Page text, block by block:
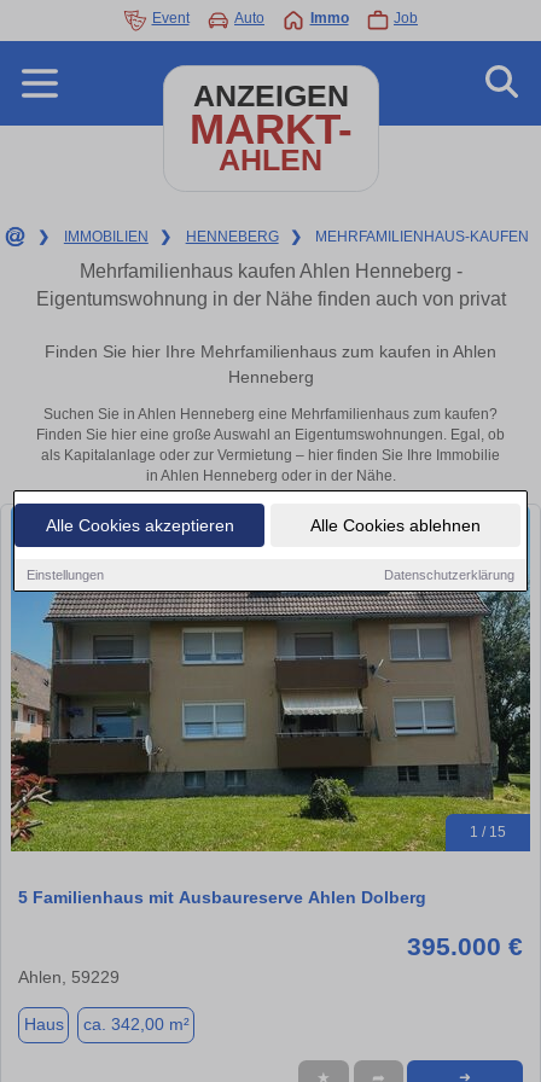
Alle Cookies akzeptieren Alle Cookies ablehnen
Einstellungen Datenschutzerklärung
Event Auto Immo Job
ANZEIGEN
MARKT-
AHLEN
❯ IMMOBILIEN ❯ HENNEBERG ❯ MEHRFAMILIENHAUS-KAUFEN
Mehrfamilienhaus kaufen Ahlen Henneberg -
Eigentumswohnung in der Nähe finden auch von privat
Finden Sie hier Ihre Mehrfamilienhaus zum kaufen in Ahlen
Henneberg
Suchen Sie in Ahlen Henneberg eine Mehrfamilienhaus zum kaufen?
Finden Sie hier eine große Auswahl an Eigentumswohnungen. Egal, ob
als Kapitalanlage oder zur Vermietung – hier finden Sie Ihre Immobilie
in Ahlen Henneberg oder in der Nähe.
1 / 15
5 Familienhaus mit Ausbaureserve Ahlen Dolberg
395.000 €
Ahlen, 59229
Haus ca. 342,00 m²
★ ➦ ➜